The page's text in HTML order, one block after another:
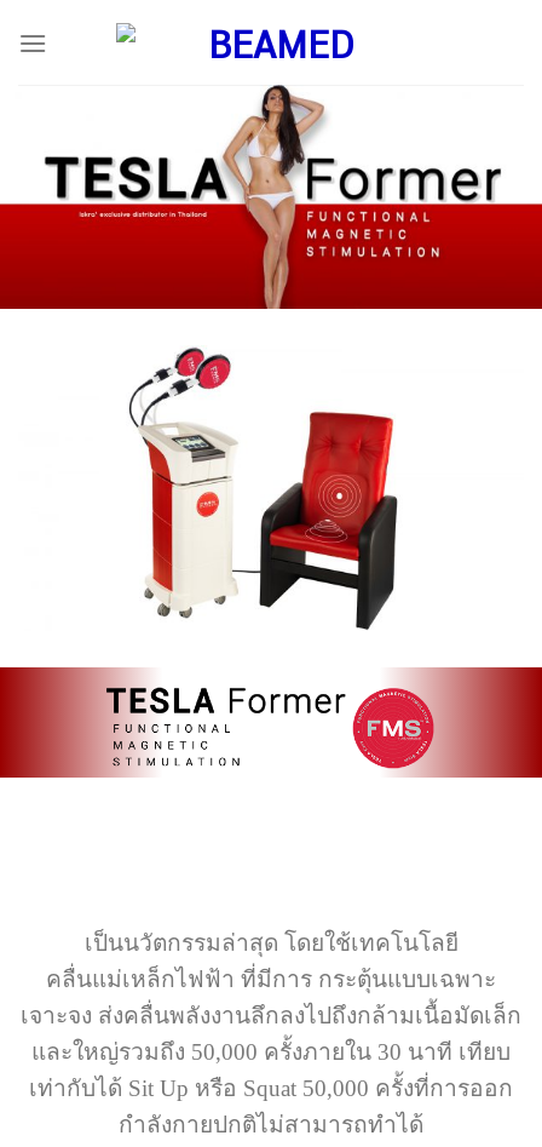
ไป
เป็นนวัตกรรมล่าสุด โดยใช้เทคโนโลยี
คลื่นแม่เหล็กไฟฟ้า ที่มีการ กระตุ้นแบบเฉพาะ
เจาะจง ส่งคลื่นพลังงานลึกลงไปถึงกล้ามเนื้อมัดเล็ก
และใหญ่รวมถึง 50,000 ครั้งภายใน 30 นาที เทียบ
เท่ากับได้ Sit Up หรือ Squat 50,000 ครั้งที่การออก
กำลังกายปกติไม่สามารถทำได้